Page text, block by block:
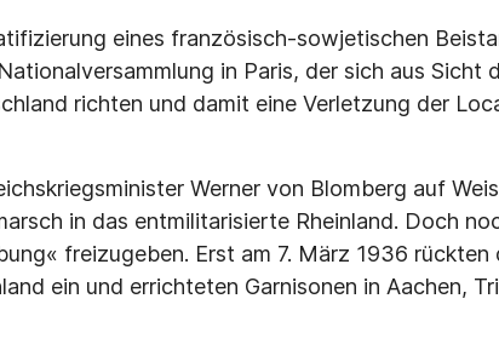
eines französisch-sowjetischen
in Paris, der sich aus Sicht
richten und damit eine Verletzung der
Werner von Blomberg auf
in das entmilitarisierte Rheinland. Doch
freizugeben. Erst am 7. März 1936 rückten
ein und errichteten Garnisonen in Aachen,